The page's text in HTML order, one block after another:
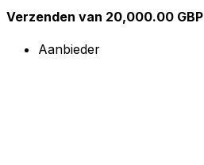
Verzenden van 20,000.00 GBP
Aanbieder